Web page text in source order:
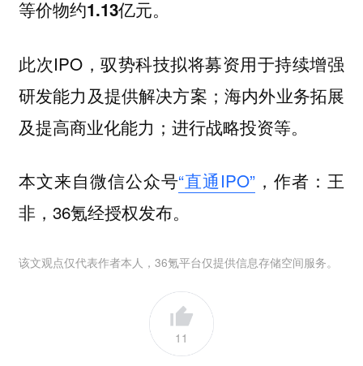
等价物约1.13亿元。
此次IPO，驭势科技拟将募资用于持续增强
研发能力及提供解决方案；海内外业务拓展
及提高商业化能力；进行战略投资等。
本文来自微信公众号“直通IPO” ，作者：王
非，36氪经授权发布。
该文观点仅代表作者本人，36氪平台仅提供信息存储空间服务。
11